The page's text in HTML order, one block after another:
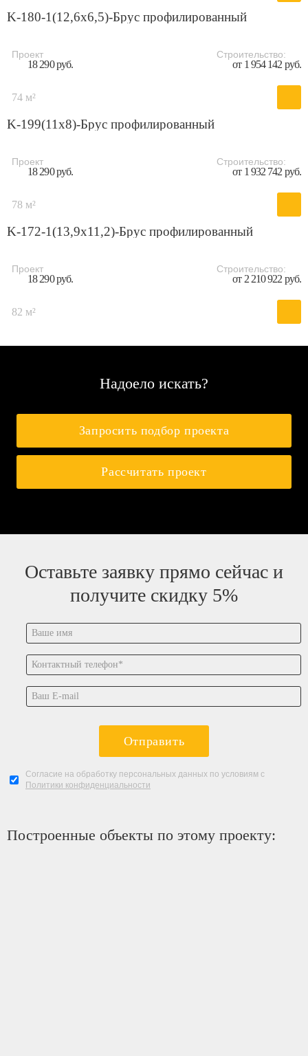
K-180-1(12,6x6,5)-Брус профилированный
Проект
18 290 руб.
Строительство:
от 1 954 142 руб.
74 м²
K-199(11x8)-Брус профилированный
Проект
18 290 руб.
Строительство:
от 1 932 742 руб.
78 м²
K-172-1(13,9х11,2)-Брус профилированный
Проект
18 290 руб.
Строительство:
от 2 210 922 руб.
82 м²
Надоело искать?
Запросить подбор проекта
Рассчитать проект
Оставьте заявку прямо сейчас и
получите скидку 5%
Отправить
Согласие на обработку персональных данных по условиям с
Политики конфиденциальности
Построенные объекты по этому проекту: